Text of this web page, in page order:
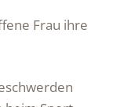
Frau ihre